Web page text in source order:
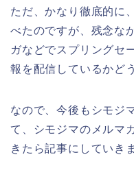
ただ、かなり徹底的に
べたのですが、残念な
ガなどでスプリングセ
報を配信しているかど
なので、今後もシモジ
て、シモジマのメルマ
きたら記事にしていき